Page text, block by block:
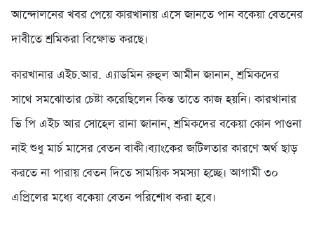
আন্দোলনের খবর পেয়ে কারখানায় এসে জানতে পান বকেয়া বেতনের
দাবীতে শ্রমিকরা বিক্ষোভ করছে।
কারখানার এইচ.আর. এ্যাডমিন রুহুল আমীন জানান, শ্রমিকদের
সাথে সমঝোতার চেষ্টা করেছিলেন কিন্ত তাতে কাজ হয়নি। কারখানার
ভি পি এইচ আর সোহেল রানা জানান, শ্রমিকদের বকেয়া কোন পাওনা
নাই শুধু মার্চ মাসের বেতন বাকী।ব্যাংকের জটিলতার কারণে অর্থ ছাড়
করতে না পারায় বেতন দিতে সাময়িক সমস্যা হচ্ছে। আগামী ৩০
এপ্রিলের মধ্যে বকেয়া বেতন পরিশোধ করা হবে।